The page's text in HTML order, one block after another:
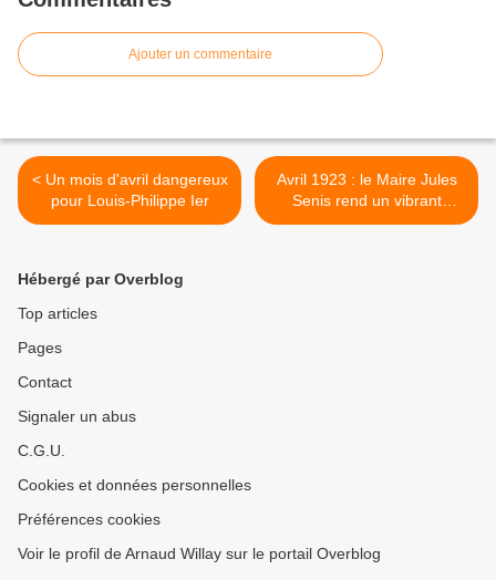
Ajouter un commentaire
< Un mois d'avril dangereux
pour Louis-Philippe Ier
Avril 1923 : le Maire Jules
Senis rend un vibrant
hommage au sous-préfet >
Hébergé par Overblog
Top articles
Pages
Contact
Signaler un abus
C.G.U.
Cookies et données personnelles
Préférences cookies
Voir le profil de Arnaud Willay sur le portail Overblog